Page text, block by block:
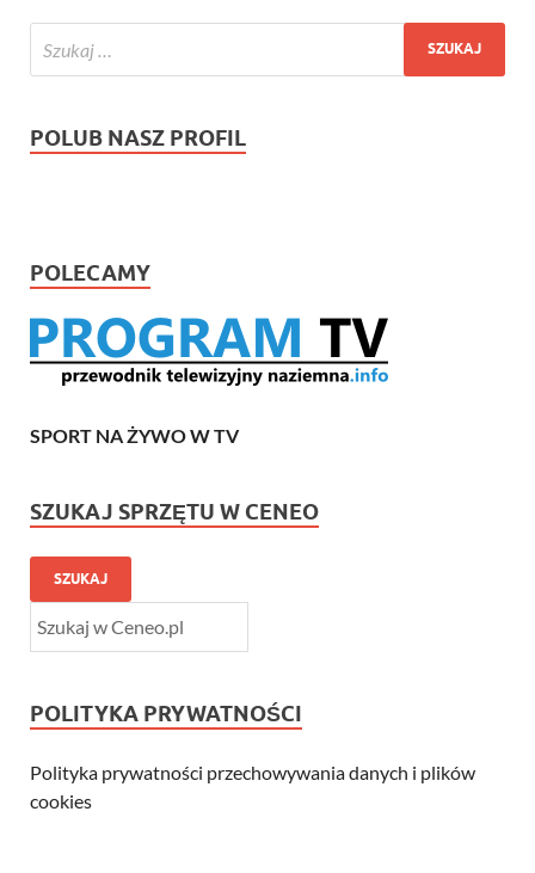
POLUB NASZ PROFIL
POLECAMY
SPORT NA ŻYWO W TV
SZUKAJ SPRZĘTU W CENEO
SZUKAJ
POLITYKA PRYWATNOŚCI
Polityka prywatności przechowywania danych i plików
cookies